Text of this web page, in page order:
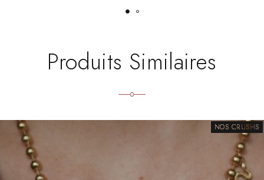
Produits Similaires
NOS CRUSHS